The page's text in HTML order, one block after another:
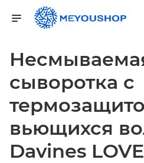
сыворотка с
вьющихся
Davines